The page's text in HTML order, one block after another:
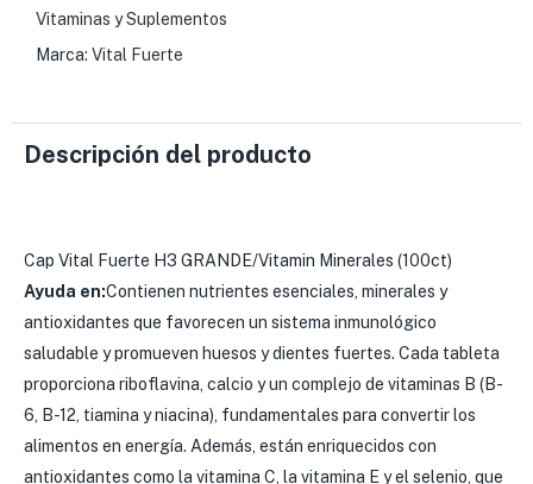
Vitaminas y Suplementos
Marca: Vital Fuerte
Descripción del producto
Cap Vital Fuerte H3 GRANDE/Vitamin Minerales (100ct)
Ayuda en:Contienen nutrientes esenciales, minerales y
antioxidantes que favorecen un sistema inmunológico
saludable y promueven huesos y dientes fuertes. Cada tableta
proporciona riboflavina, calcio y un complejo de vitaminas B (B-
6, B-12, tiamina y niacina), fundamentales para convertir los
alimentos en energía. Además, están enriquecidos con
antioxidantes como la vitamina C, la vitamina E y el selenio, que